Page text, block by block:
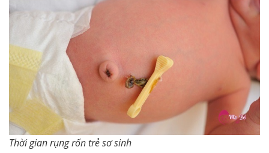
Thời gian rụng rốn trẻ sơ sinh